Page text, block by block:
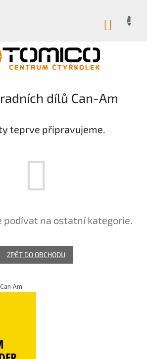
dílů Can-Am
teprve připravujeme.
podívat na ostatní kategorie.
ZPĚT DO OBCHODU
Am